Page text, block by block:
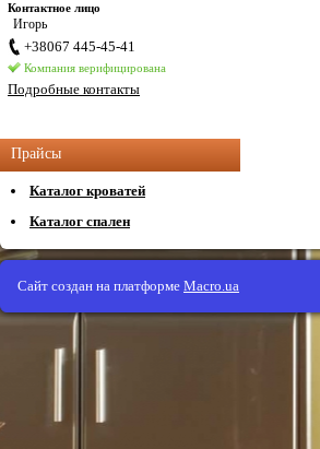
Контактное лицо
Игорь
+38067 445-45-41
Компания верифицирована
Подробные контакты
Прайсы
Каталог кроватей
Каталог спален
Сайт создан на платформе Macro.ua